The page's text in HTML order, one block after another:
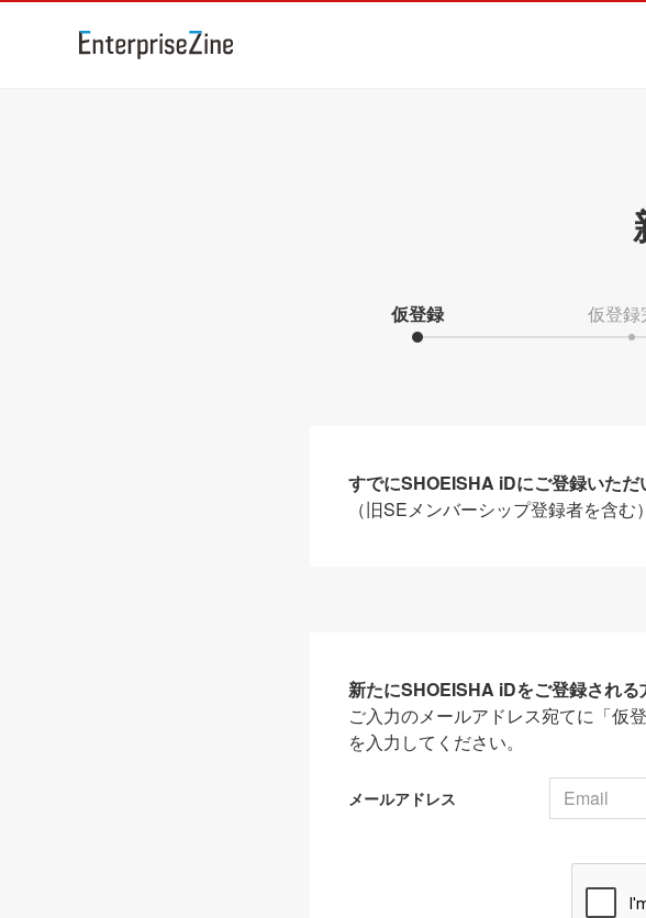
仮登録 仮登録
すでにSHOEISHA iDにご登録いただ
（旧SEメンバーシップ登録者を含む）
新たにSHOEISHA iDをご登録される
ご入力のメールアドレス宛てに「仮
を入力してください。
メールアドレス